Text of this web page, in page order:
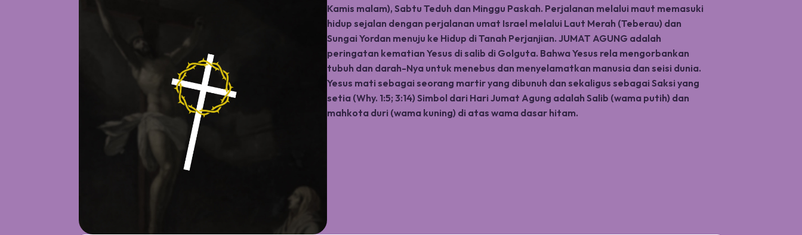
Kamis malam), Sabtu Teduh dan Minggu Paskah. Perjalanan melalui maut memasuki
hidup sejalan dengan perjalanan umat Israel melalui Laut Merah (Teberau) dan
Sungai Yordan menuju ke Hidup di Tanah Perjanjian. JUMAT AGUNG adalah
peringatan kematian Yesus di salib di Golguta. Bahwa Yesus rela mengorbankan
tubuh dan darah-Nya untuk menebus dan menyelamatkan manusia dan seisi dunia.
Yesus mati sebagai seorang martir yang dibunuh dan sekaligus sebagai Saksi yang
setia (Why. 1:5; 3:14) Simbol dari Hari Jumat Agung adalah Salib (wama putih) dan
mahkota duri (wama kuning) di atas wama dasar hitam.